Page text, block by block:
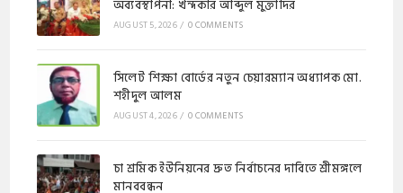
অব্যবস্থাপনা: খন্দকার আব্দুল মুক্তাদির
AUGUST 5, 2026/ 0 COMMENTS
সিলেট শিক্ষা বোর্ডের নতুন চেয়ারম্যান অধ্যাপক মো.
শহীদুল আলম
AUGUST 4, 2026/ 0 COMMENTS
চা শ্রমিক ইউনিয়নের দ্রুত নির্বাচনের দাবিতে শ্রীমঙ্গলে
মানববন্ধন